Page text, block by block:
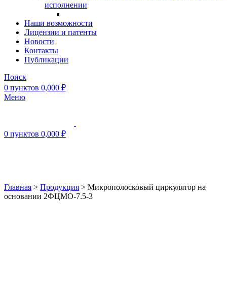
исполнении
Наши возможности
Лицензии и патенты
Новости
Контакты
Публикации
Поиск
0 пунктов 0,000 ₽
Меню
0 пунктов 0,000 ₽
Главная > Продукция > Микрополосковый циркулятор на
основании 2ФЦМО-7.5-3